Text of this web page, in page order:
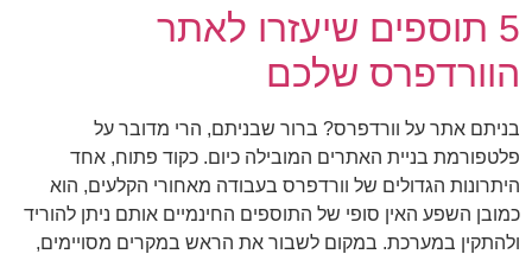
5 תוספים שיעזרו לאתר
הוורדפרס שלכם
בניתם אתר על וורדפרס? ברור שבניתם, הרי מדובר על
פלטפורמת בניית האתרים המובילה כיום. כקוד פתוח, אחד
היתרונות הגדולים של וורדפרס בעבודה מאחורי הקלעים, הוא
כמובן השפע האין סופי של התוספים החינמיים אותם ניתן להוריד
ולהתקין במערכת. במקום לשבור את הראש במקרים מסויימים,